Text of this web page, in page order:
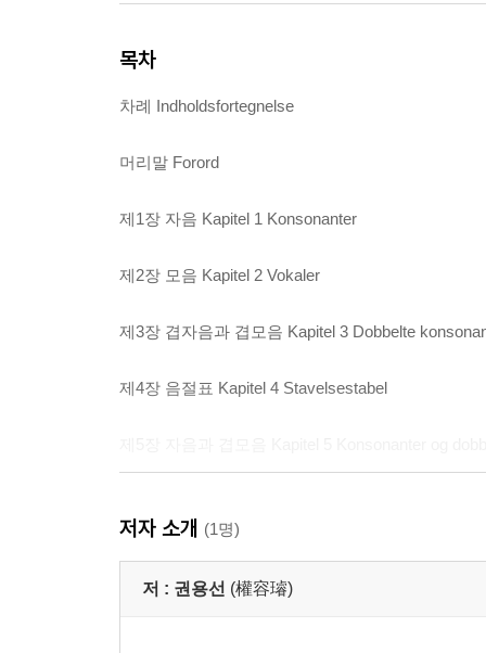
목차
차례 Indholdsfortegnelse
머리말 Forord
제1장 자음 Kapitel 1 Konsonanter
제2장 모음 Kapitel 2 Vokaler
제3장 겹자음과 겹모음 Kapitel 3 Dobbelte
제4장 음절표 Kapitel 4 Stavelsestabel
부록 주제별 단어 Bilag - Emnebaseret ordforråd
저자 소개 (1명)
저 : 권용선 (權容璿)